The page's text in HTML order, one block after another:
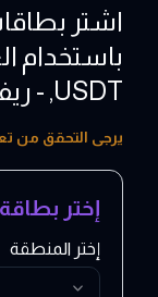
,USDT - ريفيل ارينا
30 - 240 USD
يرجى التحقق من
إختر
إختر المنطقة